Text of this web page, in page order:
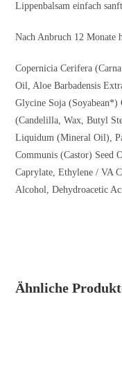
Lippenbalsam einfach
Nach Anbruch 12 Monate
Copernicia Cerifera
Oil, Aloe Barbadensis
Glycine Soja
(Candelilla, Wax, Butyl
Liquidum (Mineral Oil),
Communis (Castor)
Caprylate, Ethylene / VA
Alcohol, Dehydroacetic
Ähnliche